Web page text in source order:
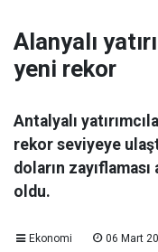
Alanyalı
yeni rekor
Antalyalı
rekor seviyeye
doların
oldu.
Ekonomi 06 Mart